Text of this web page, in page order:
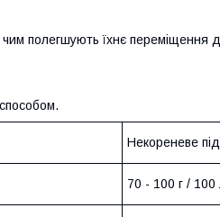
полегшують їхнє переміщення
Некореневе
70 - 100 г / 100